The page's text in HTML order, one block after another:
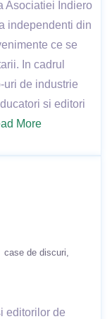
Asociatiei Indiero
independenti din
ce se
In cadrul
uri de industrie
si editori
More
case de discuri
editorilor de